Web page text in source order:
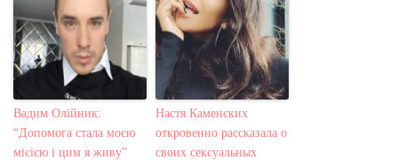
Вадим Олійник:
“Допомога стала моєю
місією і цим я живу”
Настя Каменских
откровенно рассказала о
своих сексуальных